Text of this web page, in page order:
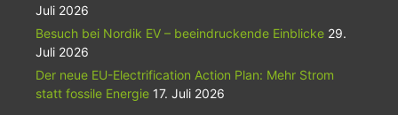
Juli 2026
Besuch bei Nordik EV – beeindruckende Einblicke 29.
Juli 2026
Der neue EU-Electrification Action Plan: Mehr Strom
statt fossile Energie 17. Juli 2026